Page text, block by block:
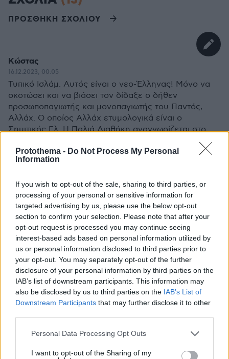
Protothema - Do Not Process My Personal
Information
If you wish to opt-out of the sale, sharing to third parties, or
processing of your personal or sensitive information for
targeted advertising by us, please use the below opt-out
section to confirm your selection. Please note that after your
opt-out request is processed you may continue seeing
interest-based ads based on personal information utilized by
us or personal information disclosed to third parties prior to
your opt-out. You may separately opt-out of the further
disclosure of your personal information by third parties on the
IAB’s list of downstream participants. This information may
also be disclosed by us to third parties on the IAB’s List of
Downstream Participants that may further disclose it to other
Please note that this website/app uses one or more Google
not limited to your visit or usage behaviour. You may click to
Personal Data Processing Opt Outs
I want to opt-out of the Sharing of my
ΠΡΟΣΘΗΚΗ ΣΧΟΛΙΟΥ
Κώστας
16.12.2023, 00:05
Τυπικό Ισλάμ. Αυτός είναι ο νεο-Έλληνας! Μόνο να
σκοτώσει και να βιάσει τον δίδαξε ο δήθεν
προσωποπαγιωτής και μονοπαγιωτής του Παντός,
Αλλάχ. Ο οποίος Αλλάχ ετυμολογικά είναι ο
Σημιτικός Ελ. Η Παλιά Διαθήκη αναγνωρίζεται στο
ΑΠΑΝΤΗΣΗ
Πολιτισμός
07.12.2023, 13:12
Όχι αστεία
ΑΠΑΝΤΗΣΗ
ντελογο
07.12.2023, 11:03
παρακμή χωρίς σταματημό το Αγγλικό δημόσιο
κανάλι
ΑΠΑΝΤΗΣΗ
kostgg
Μαριάμ Μοσίρι από το Ιραν... έτσι εξηγείται το